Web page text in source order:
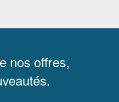
nos offres,